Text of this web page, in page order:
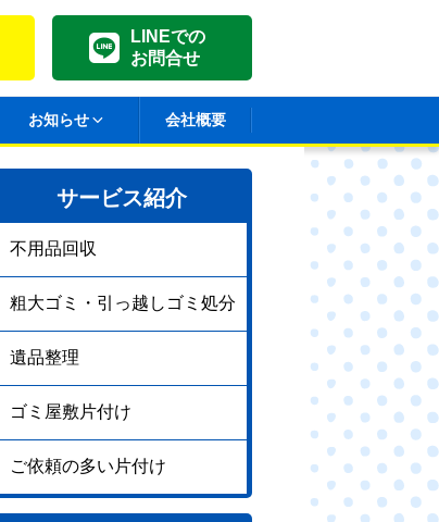
LINEでの
お問合せ
お知らせ 会社概要
サービス紹介
不用品回収
粗大ゴミ・引っ越しゴミ処分
遺品整理
ゴミ屋敷片付け
ご依頼の多い片付け